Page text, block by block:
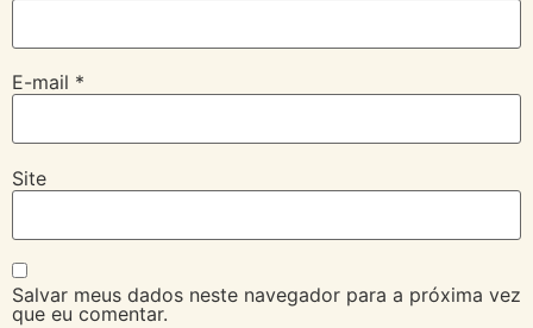
E-mail *
Site
Salvar meus dados neste navegador para a próxima vez
que eu comentar.